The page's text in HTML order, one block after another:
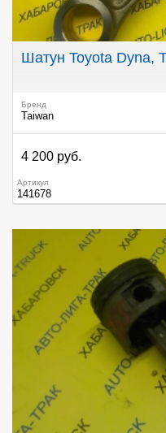
Шатун Toyota Dyna,
Бренд
Taiwan
4 200 руб.
Артикул
141678